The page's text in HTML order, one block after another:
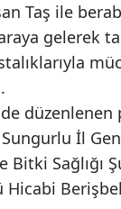
Taş ile
gelerek
düzenlenen
İl
Sağlığı